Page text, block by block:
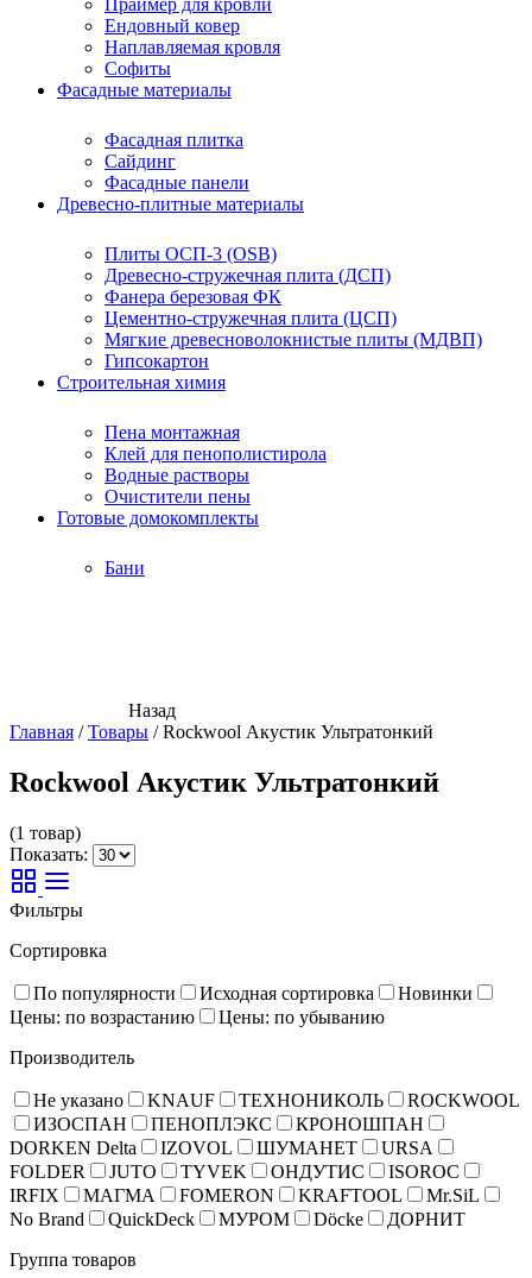
Праймер для кровли
Ендовный ковер
Наплавляемая кровля
Софиты
Фасадные материалы
Фасадная плитка
Сайдинг
Фасадные панели
Древесно-плитные материалы
Плиты ОСП-3 (OSB)
Древесно-стружечная плита (ДСП)
Фанера березовая ФК
Цементно-стружечная плита (ЦСП)
Мягкие древесноволокнистые плиты (МДВП)
Гипсокартон
Строительная химия
Пена монтажная
Клей для пенополистирола
Водные растворы
Очистители пены
Готовые домокомплекты
Бани
Назад
Главная /Товары /Rockwool Акустик Ультратонкий
Rockwool Акустик Ультратонкий
(1 товар)
Показать:
Фильтры
Сортировка
По популярности Исходная сортировка
Новинки
Цены: по возрастанию
Цены: по убыванию
Производитель
Не указано KNAUF ТЕХНОНИКОЛЬ
ROCKWOOL
ИЗОСПАН
ПЕНОПЛЭКС
КРОНОШПАН
DORKEN Delta
IZOVOL ШУМАНЕТ
URSA
FOLDER
JUTO TYVEK ОНДУТИС
ISOROC
IRFIX
МАГМА FOMERON KRAFTOOL
Mr.SiL
No Brand
QuickDeck МУРОМ Döcke
ДОРНИТ
Группа товаров